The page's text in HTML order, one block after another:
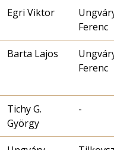
Egri Viktor
Ferenc
Barta Lajos
Ferenc
Tichy G.
György
-